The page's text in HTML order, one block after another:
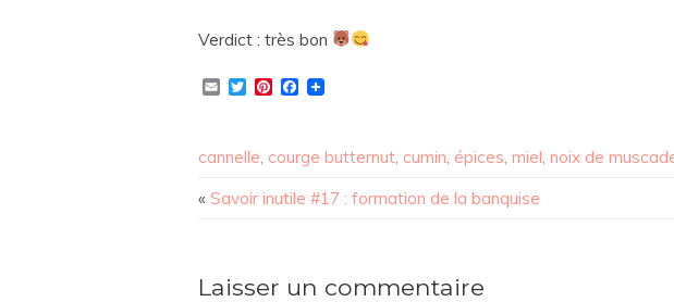
Verdict : très bon
EmailTwitterPinterestFacebook
cannelle, courge butternut, cumin, épices, miel, noix de
« Savoir inutile #17 : formation de la banquise
Laisser un commentaire